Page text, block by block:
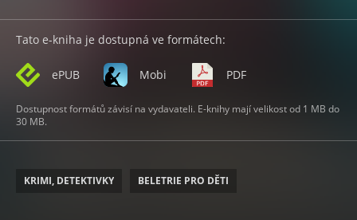
Tato e-kniha je dostupná ve formátech:
ePUB Mobi PDF
Dostupnost formátů závisí na vydavateli. E-knihy mají velikost od 1 MB do
30 MB.
KRIMI, DETEKTIVKY BELETRIE PRO DĚTI